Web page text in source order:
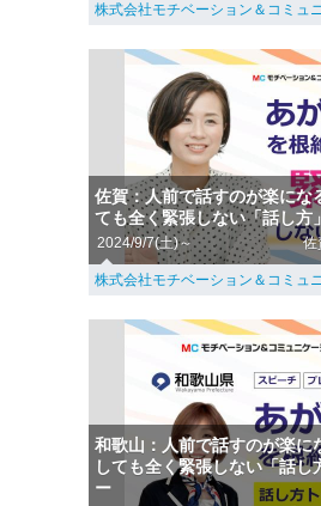
株式会社モチベーション＆コミュ
佐賀：人前で話すのが楽にな
ても全く緊張しない「話し方
2024/9/7(土)～ 佐
株式会社モチベーション＆コミュ
和歌山：人前で話すのが楽に
しても全く緊張しない「話し
ー